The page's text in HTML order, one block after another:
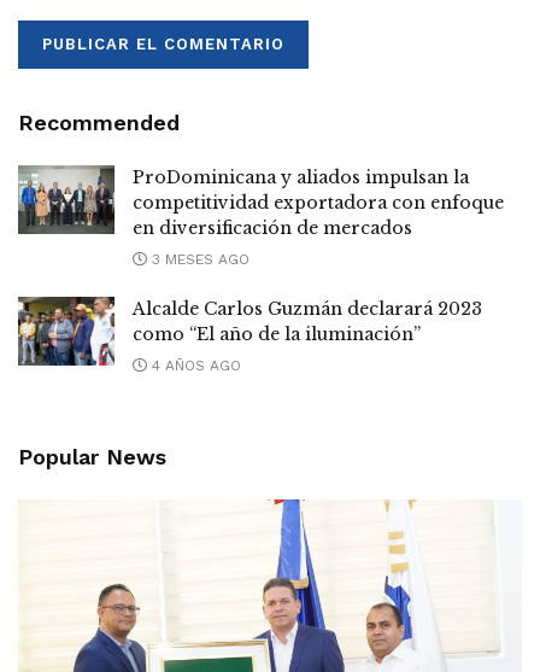
Recommended
ProDominicana y aliados impulsan la
competitividad exportadora con enfoque
en diversificación de mercados
3 MESES AGO
Alcalde Carlos Guzmán declarará 2023
como “El año de la iluminación”
4 AÑOS AGO
Popular News